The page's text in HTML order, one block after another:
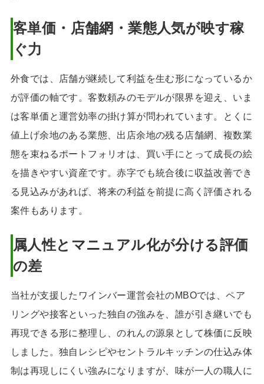
客単価・店舗網・業態人気が映す稼
ぐ力
外食では、店舗が継続して利益を生む形になっているか
が評価の軸です。客数頼みのモデルが限界を迎え、いま
は客単価と運営効率の掛け算が問われています。とくに
値上げ余地のある業態、出店余地の残る店舗網、複数業
態を束ねるポートフォリオは、買い手にとって成長の絵
を描きやすい資産です。赤字でも統合後に収益改善でき
る見込みがあれば、将来の利益を前提に高く評価される
案件もあります。
属人性とマニュアル化が分ける評価
の差
当社が支援したワインバー運営会社のMBOでは、ペア
リングや接客といった独自の強みを、誰が引き継いでも
再現できる形に整理し、のれんの源泉として株価に反映
しました。独自レシピやセントラルキッチンの仕込み体
制は再現しにくい強みになりますが、味が一人の職人に